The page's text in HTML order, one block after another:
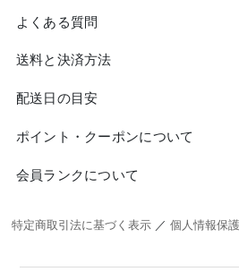
よくある質問
送料と決済方法
配送日の目安
ポイント・クーポンについて
会員ランクについて
特定商取引法に基づく表示 ／個人情報保